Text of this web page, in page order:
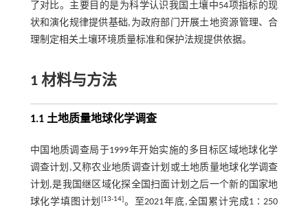
了对比。主要目的是为科学认识我国土壤中54项指标的现
状和演化规律提供基础,为政府部门开展土地资源管理、合
理制定相关土壤环境质量标准和保护法规提供依据。
1 材料与方法
1.1 土地质量地球化学调查
中国地质调查局于1999年开始实施的多目标区域地球化学
调查计划,又称农业地质调查计划或土地质量地球化学调查
计划,是我国继区域化探全国扫面计划之后一个新的国家地
球化学填图计划[13-14]。至2021年底,全国累计完成1∶250